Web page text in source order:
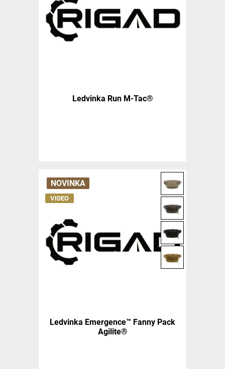
Ledvinka Run M-Tac®
NOVINKA
VIDEO
Ledvinka Emergence™ Fanny Pack
Agilite®